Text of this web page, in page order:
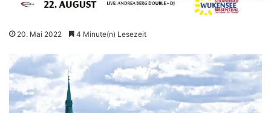
20. Mai 2022 4 Minute(n) Lesezeit